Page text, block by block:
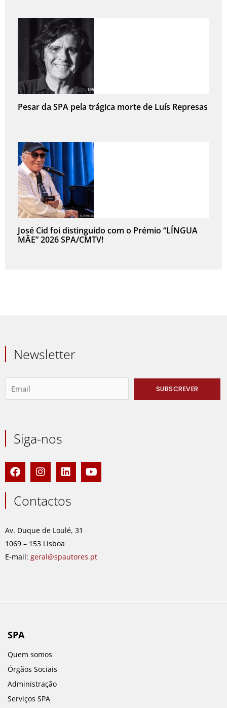
Pesar da SPA pela trágica morte de Luís Represas
José Cid foi distinguido com o Prémio “LÍNGUA
MÃE” 2026 SPA/CMTV!
Newsletter
Siga-nos
F
a
c
e
b
o
k
I
n
s
t
a
r
a
m
L
i
n
k
e
i
n
Y
o
u
Contactos
Av. Duque de Loulé, 31
1069 – 153 Lisboa
E-mail: geral@spautores.pt
SPA
Quem somos
Órgãos Sociais
Administração
Serviços SPA